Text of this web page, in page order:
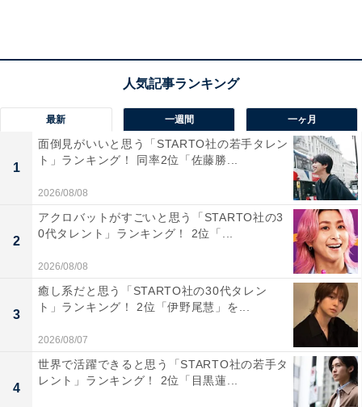
て、「賛成」と回答した人は59％、「反対」が14％でし
「賛成」と回答した人からは、「環境問題やSDGsの観
点から見ても、素晴らしい取り組みだと思います（27歳
男性）」「遅すぎるくらいだし、他も追随してほしい
（55歳女性）」「身近なコンビニ業界がプラスチックの
削減に取り組むことで、多くの人がSDGsを考えるきっ
かけになると思う（44歳女性）」など、生活に身近なコ
ンビニ業界が環境問題に取り組む姿勢に称賛の声が集ま
りました。
ほかにも、「フォーク一つは小さいかもしれません、コ
ーヒーカップや弁当容器・蓋のほうがプラスチック量は
多いですが、できることから始めるのはいいことだと思
います（63歳男性）」「小さなことからコツコツと取り
最新 一週間 一ヶ月
1
面倒見がいいと思う「STARTO社の若手タレン
ト」ランキング！ 同率2位「佐藤勝...
2026/08/08
2
アクロバットがすごいと思う「STARTO社の3
0代タレント」ランキング！ 2位「...
2026/08/08
3
癒し系だと思う「STARTO社の30代タレン
ト」ランキング！ 2位「伊野尾慧」を...
2026/08/07
4
世界で活躍できると思う「STARTO社の若手タ
レント」ランキング！ 2位「目黒蓮...